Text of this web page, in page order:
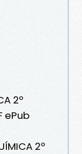
2º
ePub
2º